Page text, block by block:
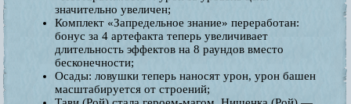
значительно увеличен;
Комплект «Запредельное знание» переработан:
бонус за 4 артефакта теперь увеличивает
длительность эффектов на 8 раундов вместо
бесконечности;
Осады: ловушки теперь наносят урон, урон башен
масштабируется от строений;